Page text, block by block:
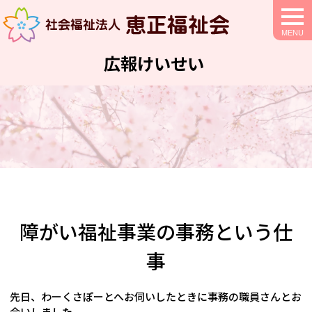
広報けいせい
障がい福祉事業の事務という仕
事
先日、わーくさぽーとへお伺いしたときに事務の職員さんとお